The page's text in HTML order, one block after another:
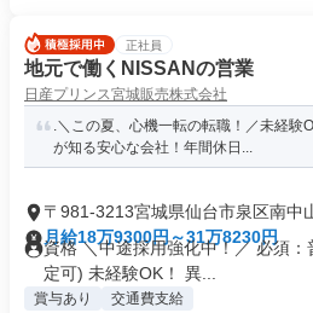
正社員
地元で働くNISSANの営業
日産プリンス宮城販売株式会社
.＼この夏、心機一転の転職！／未経験
が知る安心な会社！年間休日...
〒981-3213宮城県仙台市泉区南中
月給18万9300円～31万8230円
資格 ＼中途採用強化中！／ 必須
定可) 未経験OK！ 異...
賞与あり 交通費支給